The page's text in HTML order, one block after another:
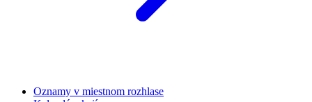
Oznamy v miestnom rozhlase